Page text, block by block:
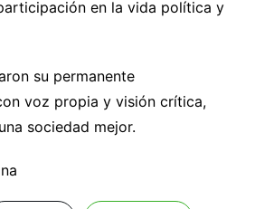
en la vida política y
su permanente
voz propia y visión crítica,
sociedad mejor.